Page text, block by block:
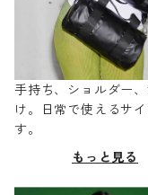
手持ち、ショルダー
け。日常で使えるサ
す。
もっと見る